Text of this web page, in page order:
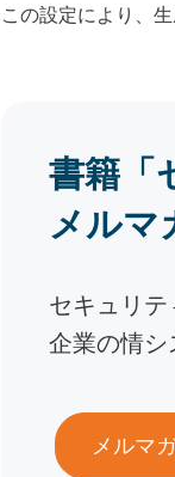
この設定により、
書籍「
メルマ
セキュリ
企業の情シ
メルマ